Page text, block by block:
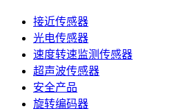
接近传感器
光电传感器
速度转速监测传感器
超声波传感器
安全产品
旋转编码器